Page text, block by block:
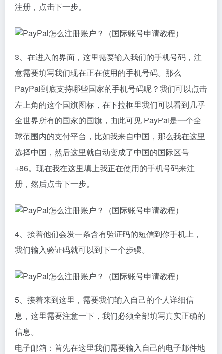
注册，点击下一步。
3、在进入的界面，这里需要输入我们的手机号码，注
意需要填写我们现在正在使用的手机号码。那么
PayPal到底支持哪些国家的手机号码呢？我们可以点击
左上角的这个国旗图标，在下拉框里我们可以看到几乎
全世界所有的国家的国旗，由此可见 PayPal是一个全
球范围内的支付平台，比如我来自中国，那么我在这里
选择中国，然后这里就自动变成了中国的国际区号
+86。现在我在这里填上我正在使用的手机号码来注
册，然后点击下一步。
4、接着他们会发一条含有验证码的短信到你手机上，
我们输入验证码就可以到下一个步骤。
5、接着来到这里，需要我们输入自己的个人详细信
息，这里需要注意一下，我们必须全部填写真实正确的
信息。
电子邮箱：首先在这里我们需要输入自己的电子邮件地